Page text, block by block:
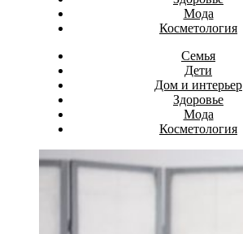
Мода
Косметология
Семья
Дети
Дом и интерьер
Здоровье
Мода
Косметология